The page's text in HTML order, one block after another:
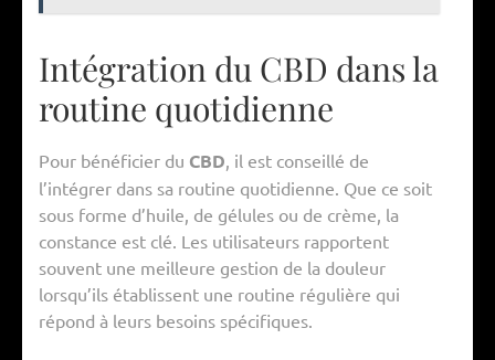
Intégration du CBD dans la
routine quotidienne
Pour bénéficier du CBD , il est conseillé de
l’intégrer dans sa routine quotidienne. Que ce soit
sous forme d’huile, de gélules ou de crème, la
constance est clé. Les utilisateurs rapportent
souvent une meilleure gestion de la douleur
lorsqu’ils établissent une routine régulière qui
répond à leurs besoins spécifiques.